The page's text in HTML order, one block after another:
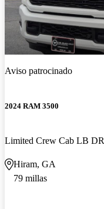
Aviso patrocinado
2024 RAM 3500
Limited Crew Cab LB
Hiram, GA
79 millas